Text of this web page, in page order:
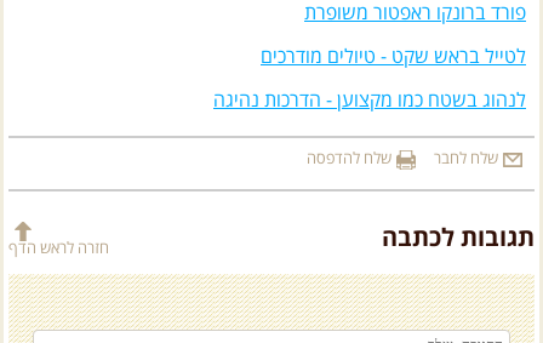
פורד ברונקו ראפטור משופרת
לטייל בראש שקט - טיולים מודרכים
לנהוג בשטח כמו מקצוען - הדרכות נהיגה
שלח לחבר שלח להדפסה
תגובות לכתבה חזרה לראש הדף